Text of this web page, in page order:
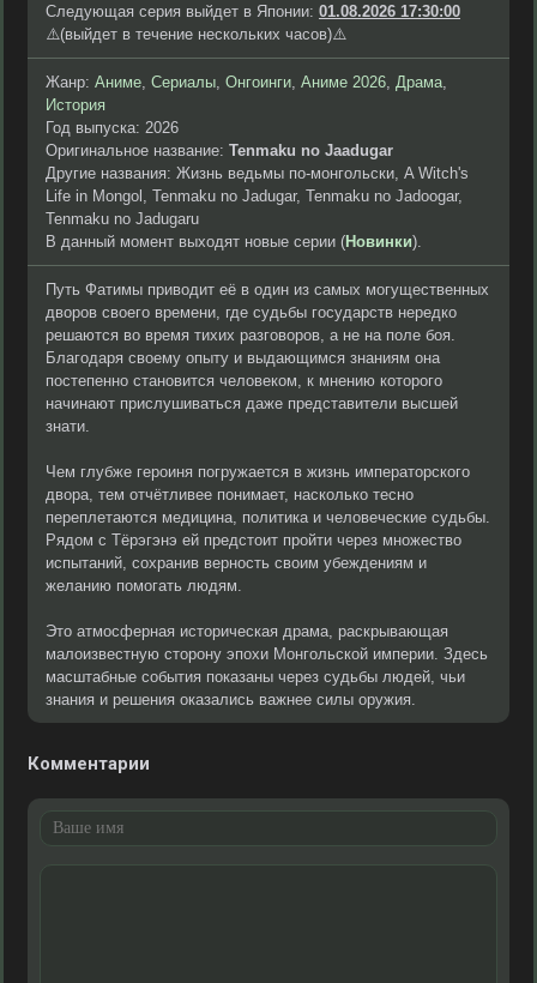
Следующая серия выйдет в Японии: 01.08.2026 17:30:00
⚠️(выйдет в течение нескольких часов)⚠️
Жанр: Аниме, Сериалы, Онгоинги, Аниме 2026, Драма,
История
Год выпуска: 2026
Оригинальное название: Tenmaku no Jaadugar
Другие названия: Жизнь ведьмы по-монгольски, A Witch's
Life in Mongol, Tenmaku no Jadugar, Tenmaku no Jadoogar,
Tenmaku no Jadugaru
В данный момент выходят новые серии (Новинки).
Путь Фатимы приводит её в один из самых могущественных
дворов своего времени, где судьбы государств нередко
решаются во время тихих разговоров, а не на поле боя.
Благодаря своему опыту и выдающимся знаниям она
постепенно становится человеком, к мнению которого
начинают прислушиваться даже представители высшей
знати.
Чем глубже героиня погружается в жизнь императорского
двора, тем отчётливее понимает, насколько тесно
переплетаются медицина, политика и человеческие судьбы.
Рядом с Тёрэгэнэ ей предстоит пройти через множество
испытаний, сохранив верность своим убеждениям и
желанию помогать людям.
Это атмосферная историческая драма, раскрывающая
малоизвестную сторону эпохи Монгольской империи. Здесь
масштабные события показаны через судьбы людей, чьи
знания и решения оказались важнее силы оружия.
Комментарии